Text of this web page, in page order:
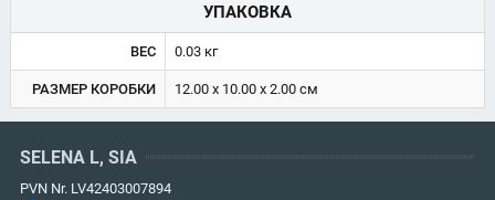
УПАКОВКА
ВЕС 0.03 кг
РАЗМЕР КОРОБКИ 12.00 x 10.00 x 2.00 см
SELENA L, SIA
PVN Nr. LV42403007894